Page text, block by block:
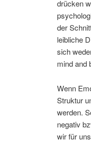
drücken
der
leibliche
sich
mind and
Wenn
Struktur
werden.
negativ
wir für